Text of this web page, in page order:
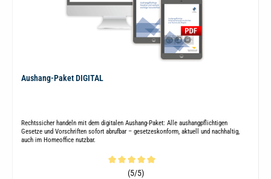
Aushang-Paket DIGITAL
Rechtssicher handeln mit dem digitalen Aushang-Paket: Alle aushangpflichtigen
Gesetze und Vorschriften sofort abrufbar – gesetzeskonform, aktuell und nachhaltig,
auch im Homeoffice nutzbar.
Durchschnittliche Bewertung von 5 von 5 Sternen
(5/5)